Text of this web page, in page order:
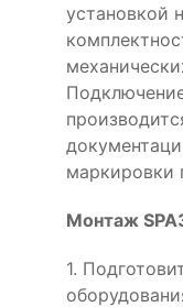
установкой
маркировки
Монтаж
1.